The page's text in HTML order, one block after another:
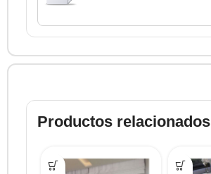
Productos relacionados